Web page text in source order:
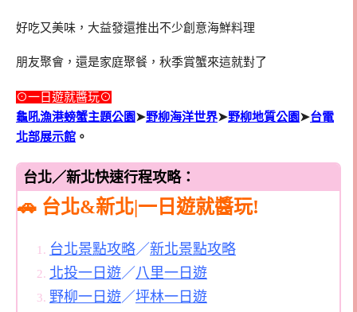
好吃又美味，大益發還推出不少創意海鮮料理
朋友聚會，還是家庭聚餐，秋季賞蟹來這就對了
⊙一日遊就醬玩⊙
龜吼漁港螃蟹主題公園➤野柳海洋世界➤野柳地質公園➤台電
北部展示館 。
台北／新北快速行程攻略：
🚗 台北&新北|一日遊就醬玩!
台北景點攻略／新北景點攻略
北投一日遊／八里一日遊
野柳一日遊／坪林一日遊